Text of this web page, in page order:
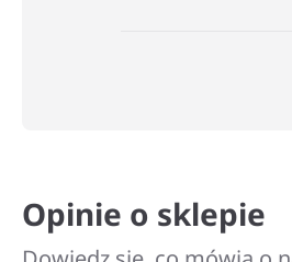
Opinie o sklepie